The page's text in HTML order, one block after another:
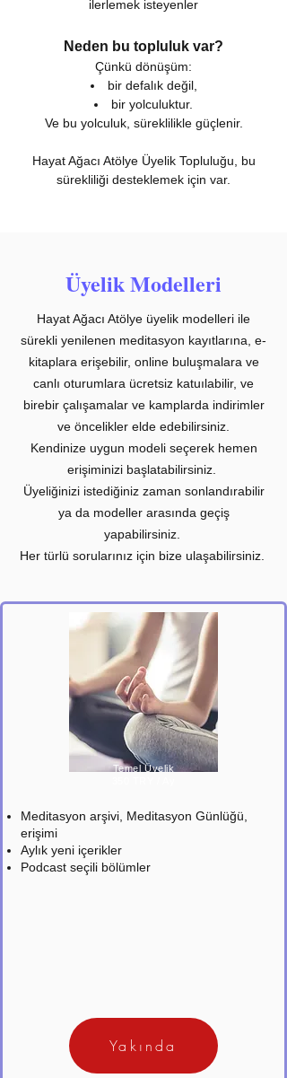
ilerlemek isteyenler
Neden bu topluluk var?
Çünkü dönüşüm:
bir defalık değil,
bir yolculuktur.
Ve bu yolculuk, süreklilikle güçlenir.
Hayat Ağacı Atölye Üyelik Topluluğu, bu
sürekliliği desteklemek için var.
Üyelik Modelleri
Hayat Ağacı Atölye üyelik modelleri ile
sürekli yenilenen meditasyon kayıtlarına, e-
kitaplara erişebilir, online buluşmalara ve
canlı oturumlara ücretsiz katuılabilir, ve
birebir çalışamalar ve kamplarda indirimler
ve öncelikler elde edebilirsiniz.
Kendinize uygun modeli seçerek hemen
erişiminizi başlatabilirsiniz.
Üyeliğinizi istediğiniz zaman sonlandırabilir
ya da modeller arasında geçiş
yapabilirsiniz.
Her türlü sorularınız için bize ulaşabilirsiniz.
Temel Üyelik
Meditasyon arşivi, Meditasyon Günlüğü,
erişimi
Aylık yeni içerikler
Podcast seçili bölümler
Yakında